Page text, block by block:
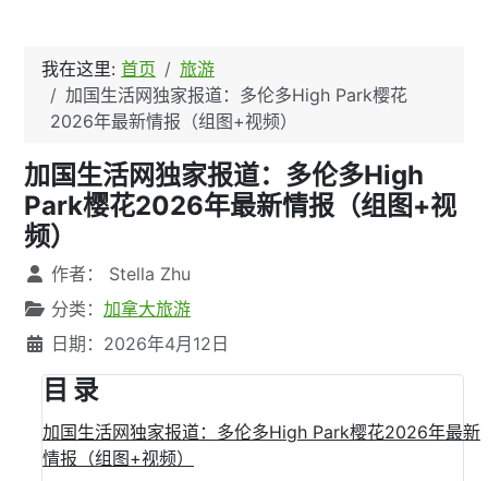
我在这里: 首页
旅游
加国生活网独家报道：多伦多High Park樱花
2026年最新情报（组图+视频）
加国生活网独家报道：多伦多High
Park樱花2026年最新情报（组图+视
频）
文章信息
作者： Stella Zhu
分类： 加拿大旅游
日期：2026年4月12日
目 录
加国生活网独家报道：多伦多High Park樱花2026年最新
情报（组图+视频）